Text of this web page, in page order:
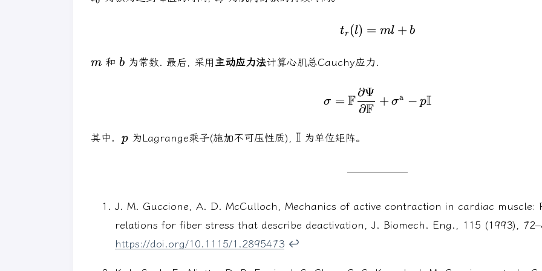
t_{r}(l) = ml + b
tr (l) = ml + b
m
m 和 b
b 为常数. 最后, 采用 主动应力法计算心肌总Cauchy应力.
\sigma = \mathbb{F}
σ = F ∂F
∂Ψ
+ σa − pI
其中， p
p 为Lagrange乘子(施加不可压性质), \mathbb{I}
I 为单位矩阵。
J. M. Guccione, A. D. McCulloch, Mechanics of active contraction in cardiac
relations for fiber stress that describe deactivation, J. Biomech. Eng., 115 (1993),
https://doi.org/10.1115/1.2895473 ↩︎